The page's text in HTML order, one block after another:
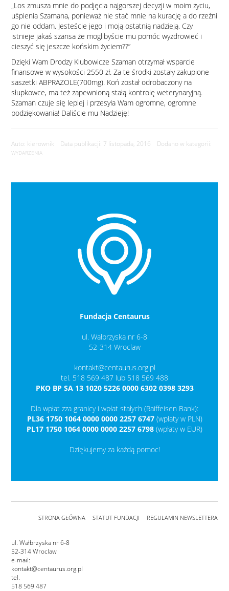
„Los zmusza mnie do podjęcia najgorszej decyzji w moim życiu,
uśpienia Szamana, ponieważ nie stać mnie na kurację a do rzeźni
go nie oddam. Jesteście jego i moją ostatnią nadzieją. Czy
istnieje jakaś szansa że moglibyście mu pomóc wyzdrowieć i
cieszyć się jeszcze końskim życiem??”
Dzięki Wam Drodzy Klubowicze Szaman otrzymał wsparcie
finansowe w wysokości 2550 zł. Za te środki zostały zakupione
saszetki ABPRAZOLE(700mg). Koń został odrobaczony na
słupkowce, ma też zapewnioną stałą kontrolę weterynaryjną.
Szaman czuje się lepiej i przesyła Wam ogromne, ogromne
podziękowania! Daliście mu Nadzieję!
Auto: kierownik Data publikacji: 7 listopada, 2016 Dodano w kategorii:
WYDARZENIA
Fundacja Centaurus
ul. Wałbrzyska nr 6-8
52-314 Wroclaw
kontakt@centaurus.org.pl
tel. 518 569 487 lub 518 569 488
PKO BP SA 13 1020 5226 0000 6302 0398 3293
Dla wpłat zza granicy i wpłat stałych (Raiffeisen Bank):
PL36 1750 1064 0000 0000 2257 6747(wpłaty w PLN)
PL17 1750 1064 0000 0000 2257 6798 (wpłaty w EUR)
Dziękujemy za każdą pomoc!
ul. Wałbrzyska nr 6-8
52-314 Wroclaw
e-mail:
kontakt@centaurus.org.pl
tel.
518 569 487
STRONA GŁÓWNA STATUT FUNDACJI REGULAMIN NEWSLETTERA